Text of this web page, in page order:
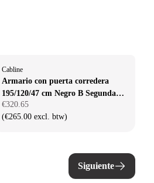
Cabline
Armario con puerta corredera
195/120/47 cm Negro B Segunda
elección
€320.65
(€265.00 excl. btw)
Siguiente